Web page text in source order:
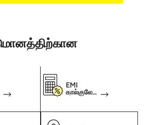
EMI
கால்குலேட்